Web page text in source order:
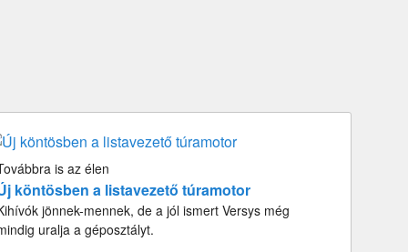
is az élen
köntösben a listavezető túramotor
jönnek-mennek, de a jól ismert Versys még
uralja a géposztályt.